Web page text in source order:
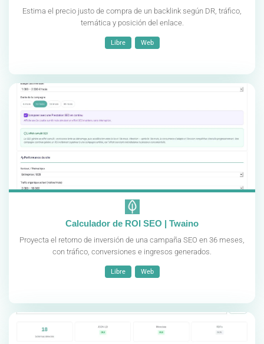
Estima el precio justo de compra de un backlink según DR, tráfico,
temática y posición del enlace.
Libre Web
Calculador de ROI SEO | Twaino
Proyecta el retorno de inversión de una campaña SEO en 36 meses,
con tráfico, conversiones e ingresos generados.
Libre Web